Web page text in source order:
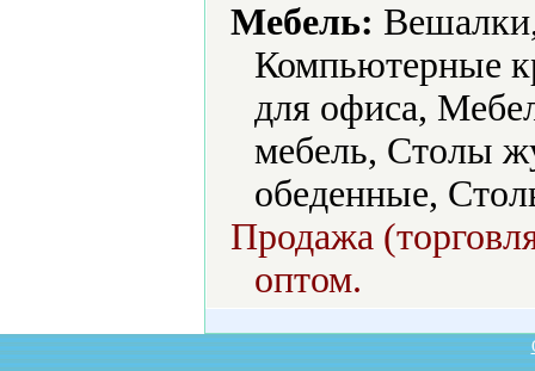
Мебель:
Компьютерные
для офиса,
мебель, Столы
обеденные,
Продажа
оптом.